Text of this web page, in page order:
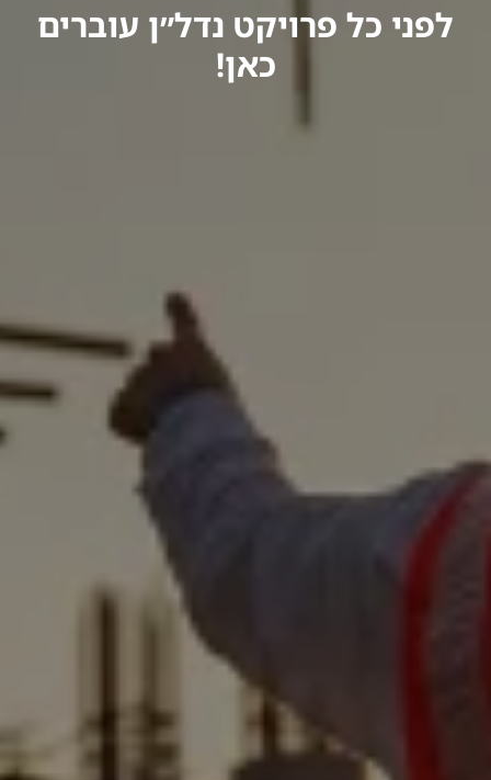
לפני כל פרויקט נדל״ן עוברים
כאן!